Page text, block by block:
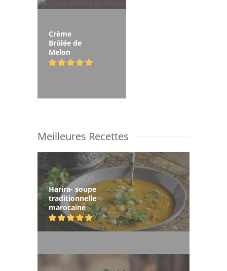
Crème
Brûlée de
Melon
Meilleures Recettes
Harira- soupe
traditionnelle
marocaine